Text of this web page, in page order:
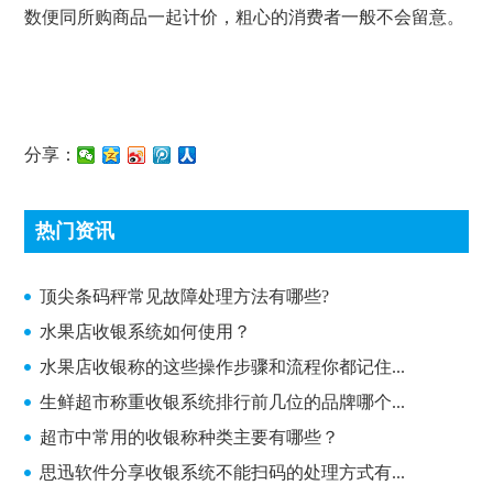
数便同所购商品一起计价，粗心的消费者一般不会留意。
分享：
热门资讯
顶尖条码秤常见故障处理方法有哪些?
顶尖条码秤常见故障处理方法有哪些?
水果店收银系统如何使用？
水果店收银称的这些操作步骤和流程你都记住...
生鲜超市称重收银系统排行前几位的品牌哪个...
超市中常用的收银称种类主要有哪些？
思迅软件分享收银系统不能扫码的处理方式有...